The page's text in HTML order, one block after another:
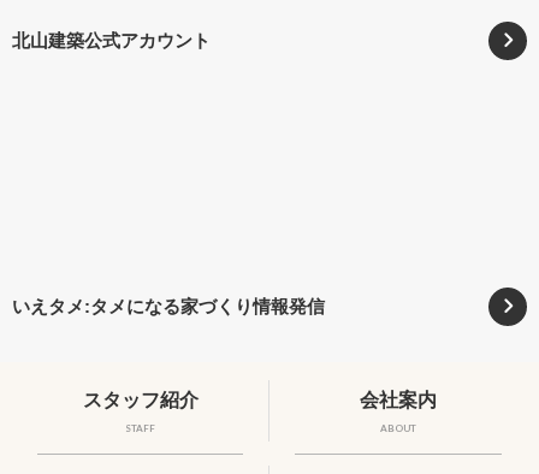
北山建築公式アカウント
いえタメ:タメになる家づくり情報発信
スタッフ紹介
STAFF
会社案内
ABOUT